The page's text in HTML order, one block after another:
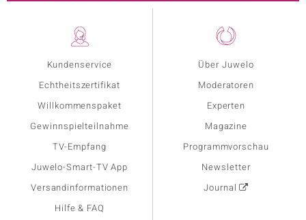
Kundenservice
Echtheitszertifikat
Willkommenspaket
Gewinnspielteilnahme
TV-Empfang
Juwelo-Smart-TV App
Versandinformationen
Hilfe & FAQ
Über Juwelo
Moderatoren
Experten
Magazine
Programmvorschau
Newsletter
Journal